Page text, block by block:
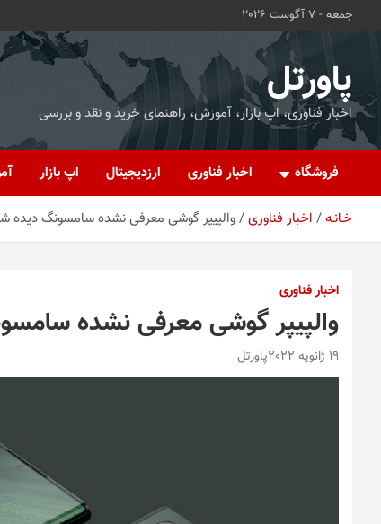
جمعه - 7 آگوست 2026
پاورتل
اخبار فناوری، اپ بازار، آموزش، راهنمای خرید و نقد و بررسی
فروشگاه اخبار فناوری ارزدیجیتال اپ بازار
خـانـه اخبار فناوری والپیپر گوشی معرفی نشده سامسونگ دیده
اخبار فناوری
والپیپر گوشی معرفی نشده
19 ژانویه 2022 پاورتل